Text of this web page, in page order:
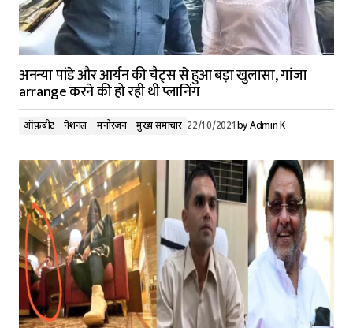
अनन्या पांडे और आर्यन की चैट्स से हुआ बड़ा खुलासा, गांजा
arrange करने की हो रही थी प्लानिंग
ऑफ़बीट नेशनल मनोरंजन मुख्य समाचार 22/10/2021byAdmin K